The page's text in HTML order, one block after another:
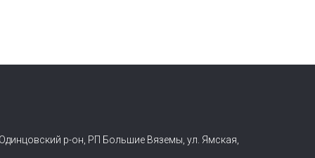
р-он, РП Большие Вяземы, ул. Ямская,